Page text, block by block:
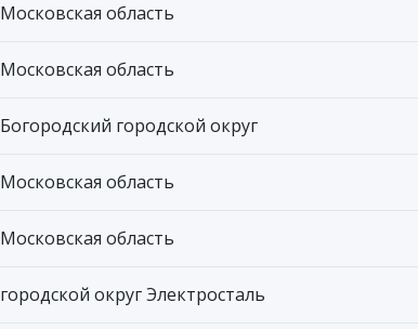
Московская область
Московская область
Богородский городской округ
Московская область
Московская область
городской округ Электросталь